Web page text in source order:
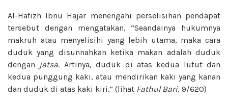
Al-Hafizh Ibnu Hajar menengahi perselisihan pendapat
tersebut dengan mengatakan, “Seandainya hukumnya
makruh atau menyelisihi yang lebih utama, maka cara
duduk yang disunnahkan ketika makan adalah duduk
dengan jatsa. Artinya, duduk di atas kedua lutut dan
kedua punggung kaki, atau mendirikan kaki yang kanan
dan duduk di atas kaki kiri.” (lihat Fathul Bari, 9/620)